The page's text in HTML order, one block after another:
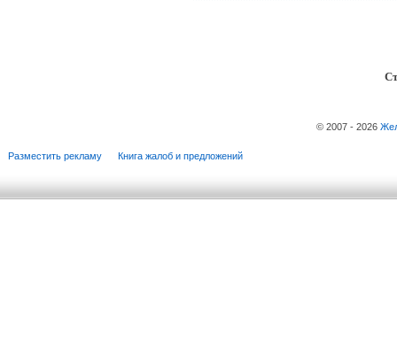
© 2007 - 2026
Разместить рекламу Книга жалоб и предложений